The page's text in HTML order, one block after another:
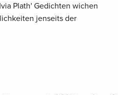
Plath' Gedichten wichen
jenseits der